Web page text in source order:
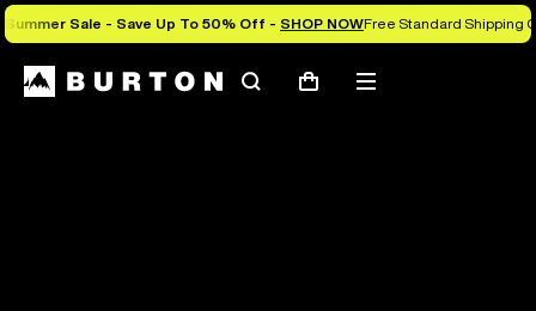
Summer Sale - Save Up To 50% Off - SHOP NOWFree Standard Shipping
Rechercher
PanierMenu